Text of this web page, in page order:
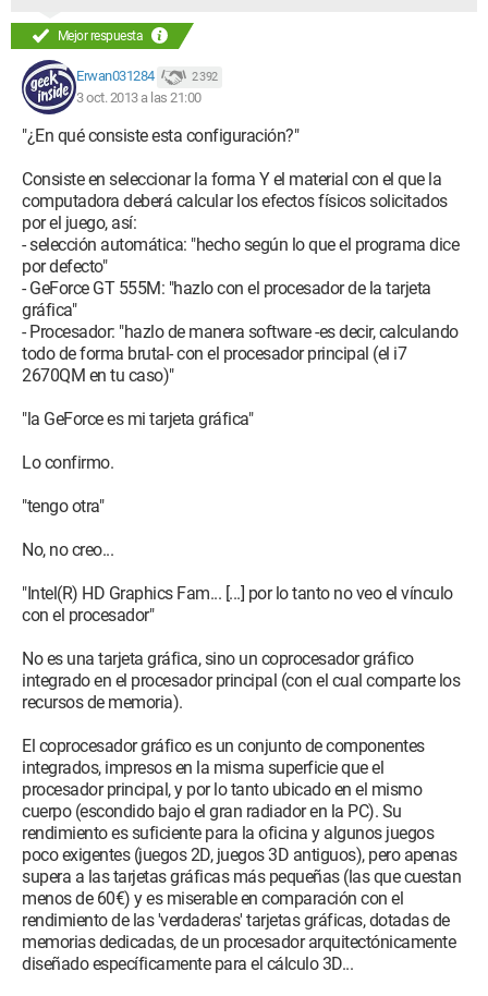
Mejor respuesta
Erwan031284 2 392
3 oct. 2013 a las 21:00
"¿En qué consiste esta configuración?"
Consiste en seleccionar la forma Y el material con el que la
computadora deberá calcular los efectos físicos solicitados
por el juego, así:
- selección automática: "hecho según lo que el programa dice
por defecto"
- GeForce GT 555M: "hazlo con el procesador de la tarjeta
gráfica"
- Procesador: "hazlo de manera software -es decir, calculando
todo de forma brutal- con el procesador principal (el i7
2670QM en tu caso)"
"la GeForce es mi tarjeta gráfica"
Lo confirmo.
"tengo otra"
No, no creo...
"Intel(R) HD Graphics Fam... [...] por lo tanto no veo el vínculo
con el procesador"
No es una tarjeta gráfica, sino un coprocesador gráfico
integrado en el procesador principal (con el cual comparte los
recursos de memoria).
El coprocesador gráfico es un conjunto de componentes
integrados, impresos en la misma superficie que el
procesador principal, y por lo tanto ubicado en el mismo
cuerpo (escondido bajo el gran radiador en la PC). Su
rendimiento es suficiente para la oficina y algunos juegos
poco exigentes (juegos 2D, juegos 3D antiguos), pero apenas
supera a las tarjetas gráficas más pequeñas (las que cuestan
menos de 60€) y es miserable en comparación con el
rendimiento de las 'verdaderas' tarjetas gráficas, dotadas de
memorias dedicadas, de un procesador arquitectónicamente
diseñado específicamente para el cálculo 3D...